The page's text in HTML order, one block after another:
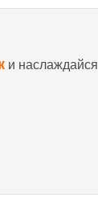
и наслаждайся